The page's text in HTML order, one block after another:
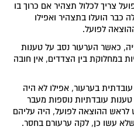
צריך לכלול תצהיר אם כרוך בו
כבר הועלו בתצהיר ואפילו
לפועל.
כאשר הערעור נסב על טענות
במחלוקת בין הצדדים, אין חובה
בערעור, אפילו לא היה
עובדתיות נוספות מעבר
ההוצאה לפועל, היה עליהם
עשו כן, לקה ערעורם בחסר.